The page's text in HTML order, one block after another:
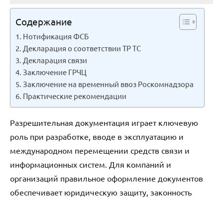
Содержание
Нотификация ФСБ
Декларация о соответствии ТР ТС
Декларация связи
Заключение ГРЧЦ
Заключение на временный ввоз Роскомнадзора
Практические рекомендации
Разрешительная документация играет ключевую
роль при разработке, вводе в эксплуатацию и
международном перемещении средств связи и
информационных систем. Для компаний и
организаций правильное оформление документов
обеспечивает юридическую защиту, законность